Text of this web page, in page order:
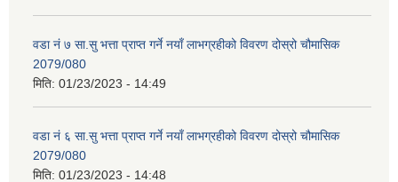
वडा नं ७ सा.सु भत्ता प्राप्त गर्ने नयाँ लाभग्रहीको विवरण दोस्रो चौमासिक
2079/080
मिति: 01/23/2023 - 14:49
वडा नं ६ सा.सु भत्ता प्राप्त गर्ने नयाँ लाभग्रहीको विवरण दोस्रो चौमासिक
2079/080
मिति: 01/23/2023 - 14:48